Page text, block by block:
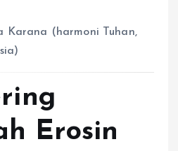
Karana (harmoni Tuhan,
Erosin